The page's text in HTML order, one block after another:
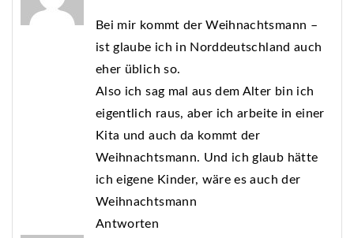
Bei mir kommt der Weihnachtsmann –
ist glaube ich in Norddeutschland auch
eher üblich so.
Also ich sag mal aus dem Alter bin ich
eigentlich raus, aber ich arbeite in einer
Kita und auch da kommt der
Weihnachtsmann. Und ich glaub hätte
ich eigene Kinder, wäre es auch der
Weihnachtsmann
Antworten